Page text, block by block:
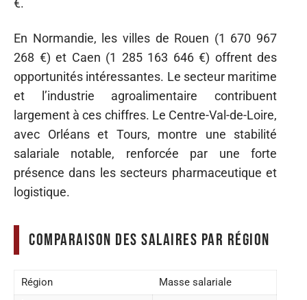
€.
En Normandie, les villes de Rouen (1 670 967
268 €) et Caen (1 285 163 646 €) offrent des
opportunités intéressantes. Le secteur maritime
et l’industrie agroalimentaire contribuent
largement à ces chiffres. Le Centre-Val-de-Loire,
avec Orléans et Tours, montre une stabilité
salariale notable, renforcée par une forte
présence dans les secteurs pharmaceutique et
logistique.
Comparaison des salaires par région
Région
Masse salariale